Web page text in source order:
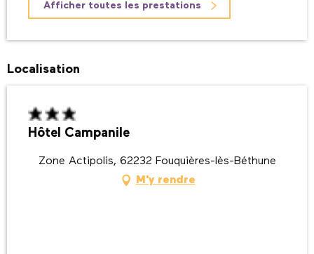
Afficher toutes les prestations
Localisation
Hôtel Campanile
Zone Actipolis, 62232 Fouquières-lès-Béthune
M'y rendre